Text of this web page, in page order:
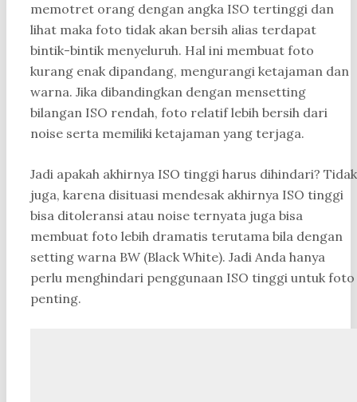
memotret orang dengan angka ISO tertinggi dan
lihat maka foto tidak akan bersih alias terdapat
bintik-bintik menyeluruh. Hal ini membuat foto
kurang enak dipandang, mengurangi ketajaman dan
warna. Jika dibandingkan dengan mensetting
bilangan ISO rendah, foto relatif lebih bersih dari
noise serta memiliki ketajaman yang terjaga.
Jadi apakah akhirnya ISO tinggi harus dihindari? Tidak
juga, karena disituasi mendesak akhirnya ISO tinggi
bisa ditoleransi atau noise ternyata juga bisa
membuat foto lebih dramatis terutama bila dengan
setting warna BW (Black White). Jadi Anda hanya
perlu menghindari penggunaan ISO tinggi untuk foto
penting.